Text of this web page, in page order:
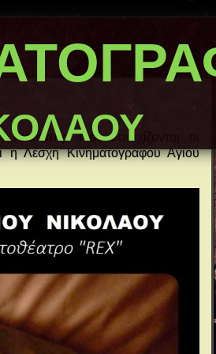
Γκασπάρ Νοέσυνεχίζονται οι
η Λέσχη Κινηματογράφου Αγίου